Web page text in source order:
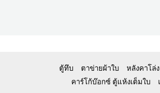
ตู้ทึบ ตาข่ายผ้าใบ หลังคาโล่ง
คาร์โก้บ๊อกซ์ ตู้แห้งเต็มใบ